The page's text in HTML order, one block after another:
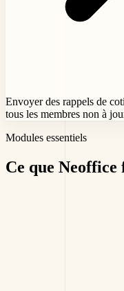
Envoyer des rappels de
tous les membres non à
Modules essentiels
Ce que Neoffice